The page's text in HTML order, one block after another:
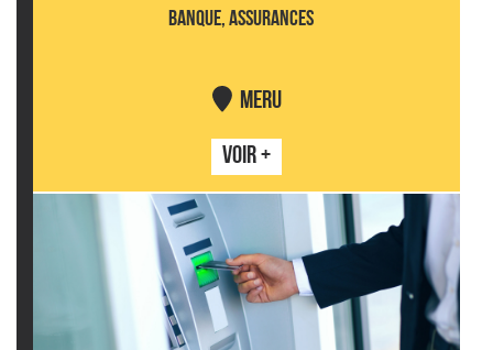
BANQUE, ASSURANCES
MERU
VOIR +